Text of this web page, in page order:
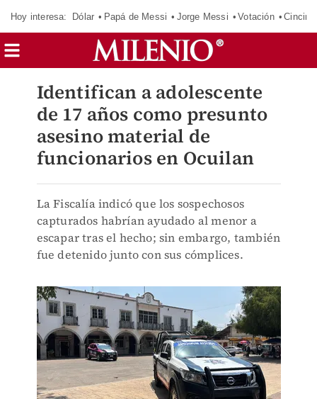
Hoy interesa: Dólar Papá de Messi Jorge Messi Votación
Identifican a adolescente
de 17 años como presunto
asesino material de
funcionarios en Ocuilan
La Fiscalía indicó que los sospechosos
capturados habrían ayudado al menor a
escapar tras el hecho; sin embargo, también
fue detenido junto con sus cómplices.